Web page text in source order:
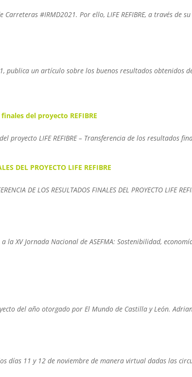
#IRMD2021. Por ello, LIFE REFIBRE, a través de
publica un artículo sobre los buenos resultados obtenidos
del proyecto REFIBRE
LIFE REFIBRE – Transferencia de los resultados
DEL PROYECTO LIFE REFIBRE
DE LOS RESULTADOS FINALES DEL PROYECTO LIFE
XV Jornada Nacional de ASEFMA: Sostenibilidad,
del año otorgado por El Mundo de Castilla y León.
días 11 y 12 de noviembre de manera virtual dadas las